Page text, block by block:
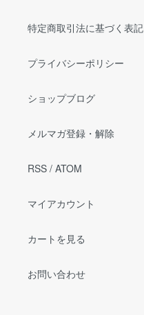
特定商取引法に基づく表記
プライバシーポリシー
ショップブログ
メルマガ登録・解除
RSS / ATOM
マイアカウント
カートを見る
お問い合わせ